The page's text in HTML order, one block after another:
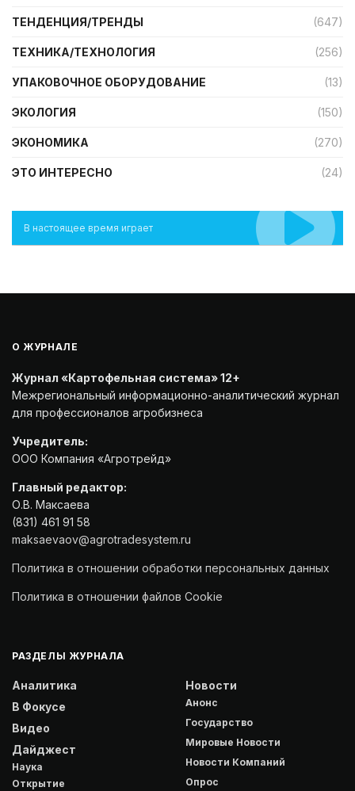
ТЕНДЕНЦИЯ/ТРЕНДЫ (647)
ТЕХНИКА/ТЕХНОЛОГИЯ (256)
УПАКОВОЧНОЕ ОБОРУДОВАНИЕ (13)
ЭКОЛОГИЯ (150)
ЭКОНОМИКА (270)
ЭТО ИНТЕРЕСНО (24)
В настоящее время играет
О ЖУРНАЛЕ
Журнал «Картофельная система» 12+
Межрегиональный информационно-аналитический журнал
для профессионалов агробизнеса
Учредитель:
ООО Компания «Агротрейд»
Главный редактор:
О.В. Максаева
(831) 461 91 58
maksaevaov@agrotradesystem.ru
Политика в отношении обработки персональных данных
Политика в отношении файлов Cookie
РАЗДЕЛЫ ЖУРНАЛА
Аналитика
В Фокусе
Видео
Дайджест
Наука
Открытие
Новости
Анонс
Государство
Мировые Новости
Новости Компаний
Опрос